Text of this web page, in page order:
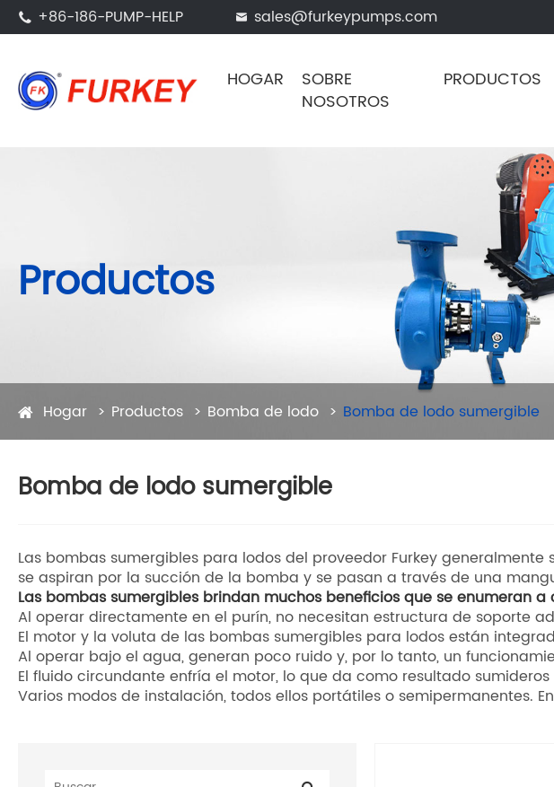
 +86-186-PUMP-HELP  sales@furkeypumps.com
HOGAR
SOBRE
NOSOTROS
PRODUCTOS
Productos
Hogar Productos Bomba de lodo Bomba de lodo sumergible
Bomba de lodo sumergible
Las bombas sumergibles para lodos del proveedor Furkey
se aspiran por la succión de la bomba y se pasan a través de una
Las bombas sumergibles brindan muchos beneficios que se enumeran a
Al operar directamente en el purín, no necesitan estructura de soporte
El motor y la voluta de las bombas sumergibles para lodos están
Al operar bajo el agua, generan poco ruido y, por lo tanto, un
El fluido circundante enfría el motor, lo que da como resultado
Varios modos de instalación, todos ellos portátiles o semipermanentes.